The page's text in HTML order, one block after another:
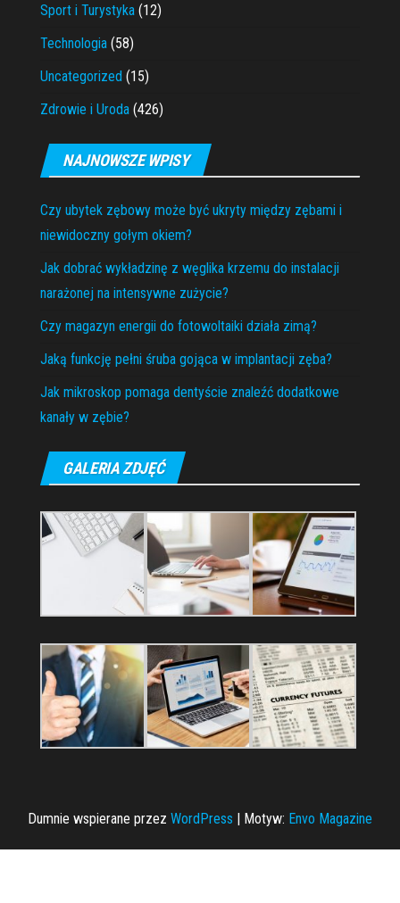
Sport i Turystyka (12)
Technologia (58)
Uncategorized (15)
Zdrowie i Uroda (426)
NAJNOWSZE WPISY
Czy ubytek zębowy może być ukryty między zębami i
niewidoczny gołym okiem?
Jak dobrać wykładzinę z węglika krzemu do instalacji
narażonej na intensywne zużycie?
Czy magazyn energii do fotowoltaiki działa zimą?
Jaką funkcję pełni śruba gojąca w implantacji zęba?
Jak mikroskop pomaga dentyście znaleźć dodatkowe
kanały w zębie?
GALERIA ZDJĘĆ
Dumnie wspierane przez WordPress | Motyw: Envo Magazine